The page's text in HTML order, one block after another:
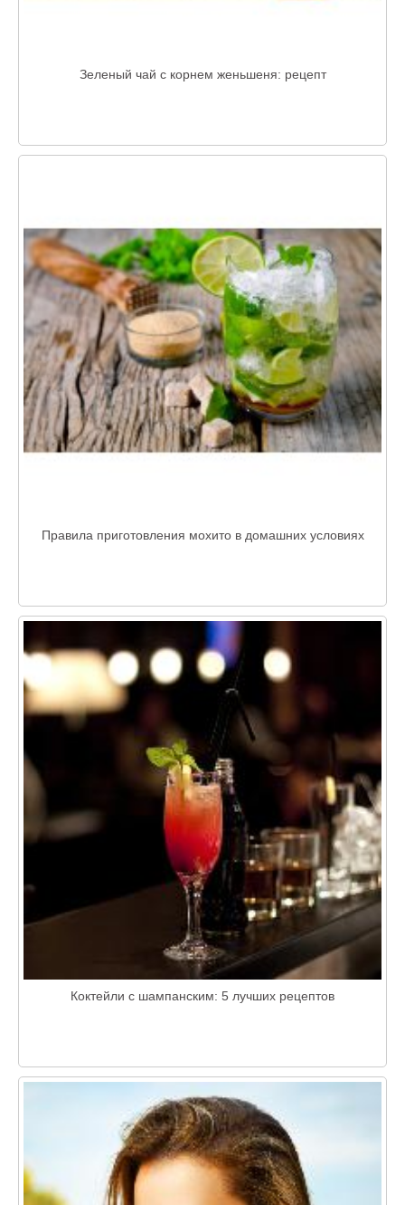
Зеленый чай с корнем женьшеня: рецепт
Правила приготовления мохито в домашних условиях
Коктейли с шампанским: 5 лучших рецептов